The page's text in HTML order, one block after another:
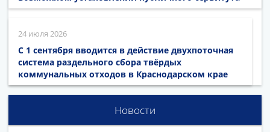
24 июля 2026
С 1 сентября вводится в действие двухпоточная
система раздельного сбора твёрдых
коммунальных отходов в Краснодарском крае
Новости